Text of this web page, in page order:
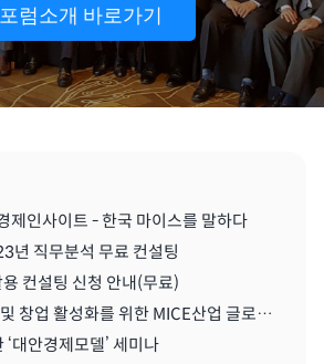
포럼소개 바로가기
제인사이트 - 한국 마이스를 말하다
년 직무분석 무료 컨설팅
컨설팅 신청 안내(무료)
‘청년 일자리 창출 및 창업 활성화를 위한 MICE산업 글로벌화를 위한 세미나'
대안경제모델’ 세미나